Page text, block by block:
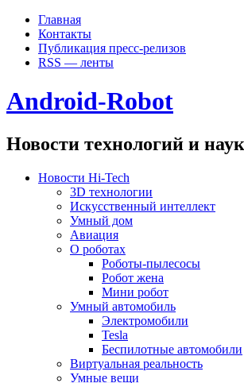
Главная
Контакты
Публикация пресс-релизов
RSS — ленты
Android-Robot
Новости технологий и
Новости Hi-Tech
3D технологии
Искусственный интеллект
Умный дом
Авиация
О роботах
Роботы-пылесосы
Робот жена
Мини робот
Умный автомобиль
Электромобили
Tesla
Беспилотные автомобили
Виртуальная реальность
Умные вещи